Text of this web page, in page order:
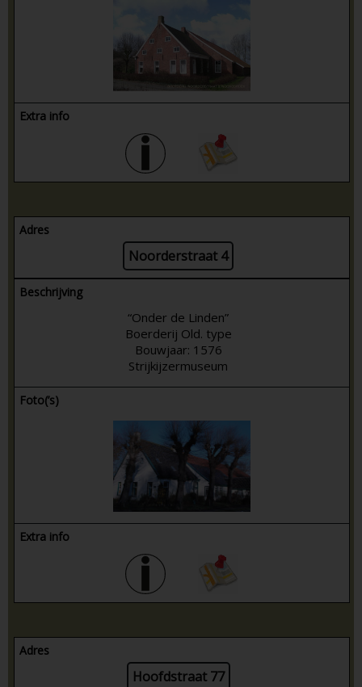
Extra info
Adres
Noorderstraat 4
Beschrijving
“Onder de Linden”
Boerderij Old. type
Bouwjaar: 1576
Strijkijzermuseum
Foto(’s)
Extra info
Adres
Hoofdstraat 77